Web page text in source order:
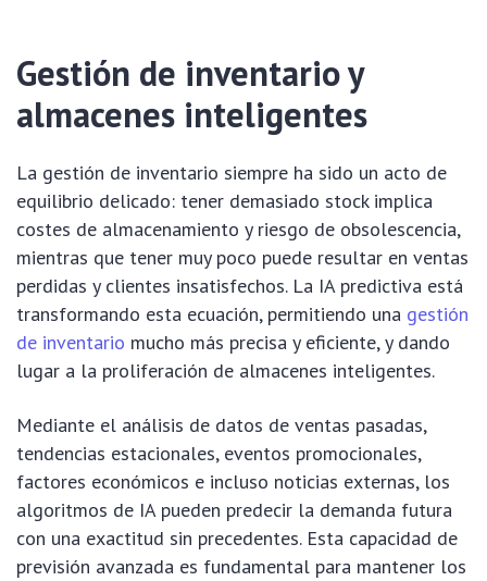
Gestión de inventario y
almacenes inteligentes
La gestión de inventario siempre ha sido un acto de
equilibrio delicado: tener demasiado stock implica
costes de almacenamiento y riesgo de obsolescencia,
mientras que tener muy poco puede resultar en ventas
perdidas y clientes insatisfechos. La IA predictiva está
transformando esta ecuación, permitiendo una gestión
de inventario mucho más precisa y eficiente, y dando
lugar a la proliferación de almacenes inteligentes.
Mediante el análisis de datos de ventas pasadas,
tendencias estacionales, eventos promocionales,
factores económicos e incluso noticias externas, los
algoritmos de IA pueden predecir la demanda futura
con una exactitud sin precedentes. Esta capacidad de
previsión avanzada es fundamental para mantener los